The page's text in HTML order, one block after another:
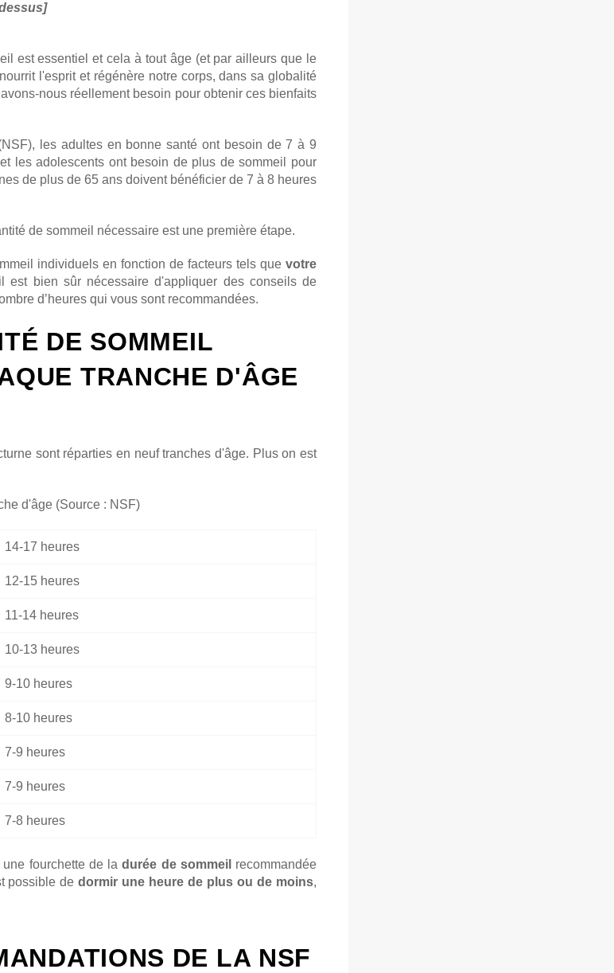
est essentiel et cela à tout âge (et par ailleurs que le
l'esprit et régénère notre corps, dans sa globalité
nous réellement besoin pour obtenir ces bienfaits
les adultes en bonne santé ont besoin de 7 à 9
les adolescents ont besoin de plus de sommeil pour
de plus de 65 ans doivent bénéficier de 7 à 8 heures
de sommeil nécessaire est une première étape.
individuels en fonction de facteurs tels que votre
est bien sûr nécessaire d'appliquer des conseils de
d’heures qui vous sont recommandées.
DE SOMMEIL
TRANCHE D'ÂGE
sont réparties en neuf tranches d'âge. Plus on est
d'âge (Source : NSF)
14-17 heures
12-15 heures
11-14 heures
10-13 heures
9-10 heures
8-10 heures
7-9 heures
7-9 heures
7-8 heures
une fourchette de ladurée de sommeil recommandée
possible dedormir une heure de plus ou de moins,
DE LA NSF